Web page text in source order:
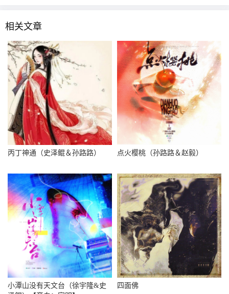
相关文章
丙丁神通（史泽鲲＆孙路路） 点火樱桃（孙路路＆赵毅）
小潭山没有天文台（徐宇隆&史
四面佛